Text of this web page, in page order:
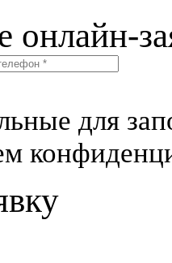
онлайн-
для